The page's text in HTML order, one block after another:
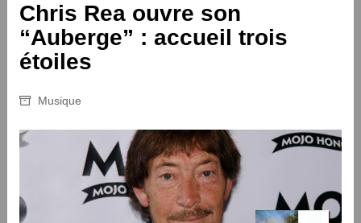
Chris Rea ouvre son
“Auberge” : accueil trois
étoiles
Musique